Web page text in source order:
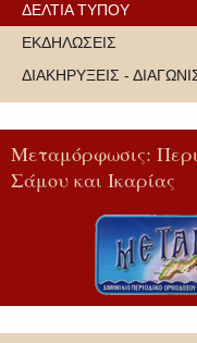
ΔΕΛΤΙΑ ΤΥΠΟΥ
ΕΚΔΗΛΩΣΕΙΣ
ΔΙΑΚΗΡΥΞΕΙΣ -
Μεταμόρφωσις:
Σάμου και Ικαρίας